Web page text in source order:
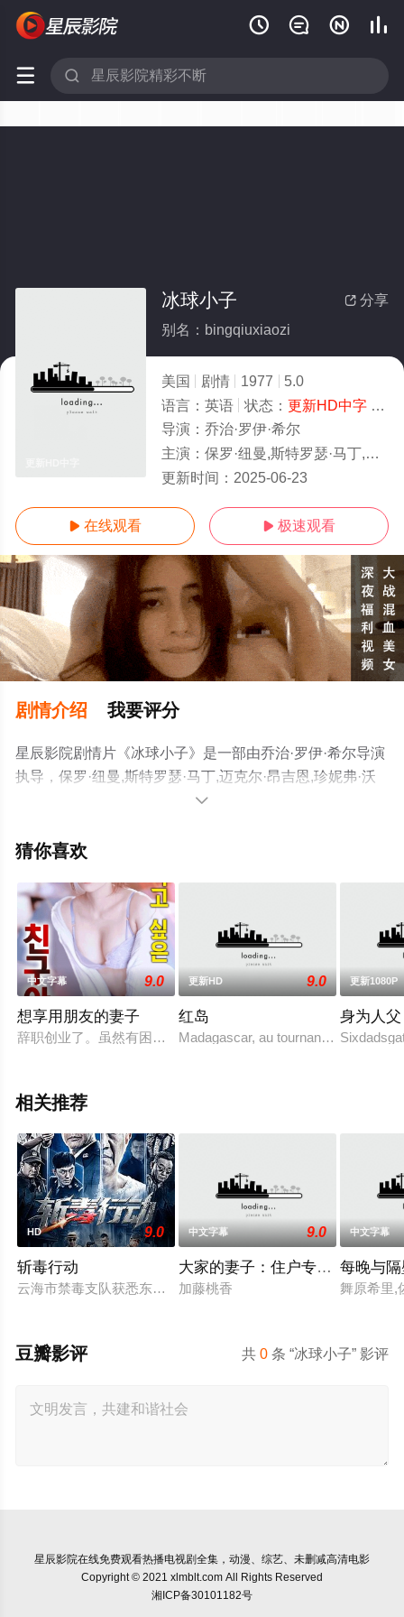
   
 
 分享
冰球小子
别名：bingqiuxiaozi
美国 剧情 1977
5.0
语言： 英语 状态： 更新HD中字- 免费在线观看
导演： 乔治·罗伊·希尔
主演： 保罗·纽曼,斯特罗瑟·马丁,迈克尔·昂吉恩,珍妮弗·沃伦,林赛·克洛斯,杰里·
更新时间： 2025-06-23
 在线观看  极速观看
剧情介绍 我要评分
星辰影院剧情片《冰球小子》是一部由乔治·罗伊·希尔导演
执导，保罗·纽曼,斯特罗瑟·马丁,迈克尔·昂吉恩,珍妮弗·沃
等演员精彩演绎的美国电影，手机免费观看高清无删减完
电影、电视猫或剧情网等平台了解。

猜你喜欢
中文字幕 9.0
想享用朋友的妻子
辞职创业了。虽然有困难，但经过努力，我们公司可以做稳定
更新HD 9.0
红岛
Madagascar, au tournant des années
更新1080P
身为人父
相关推荐
HD 9.0
斩毒行动
云海市禁毒支队获悉东南亚毒王廖爷将携600余公斤毒品来云交
中文字幕 9.0
大家的妻子：住户专用洞口
加藤桃香
中文字幕
每晚与
舞原希里,
共0 条 “冰球小子” 影评
豆瓣影评
星辰影院在线免费观看热播电视剧全集，动漫、综艺、未删减高清电影
Copyright © 2021 xlmblt.com All Rights Reserved
湘ICP备30101182号